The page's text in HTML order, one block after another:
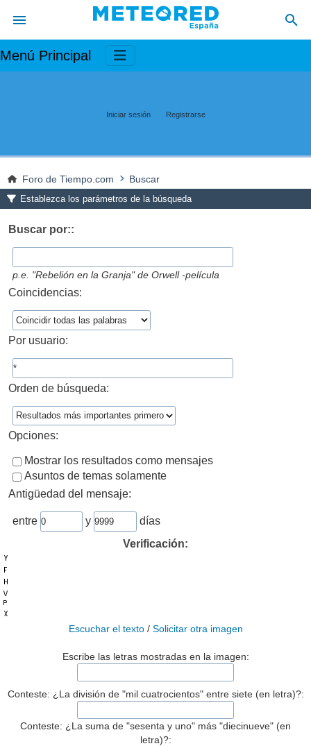
Menú Principal
Iniciar sesión Registrarse
Foro de Tiempo.com Buscar
Establezca los parámetros de la búsqueda
Buscar por::
p.e. "Rebelión en la Granja" de Orwell -película
Coincidencias:
Por usuario:
Orden de búsqueda:
Opciones:
Mostrar los resultados como mensajes
Asuntos de temas solamente
Antigüedad del mensaje:
entre y
días
Verificación:
Escuchar el texto/ Solicitar otra imagen
Escribe las letras mostradas en la imagen:
Conteste: ¿La división de "mil cuatrocientos" entre siete (en letra)?:
Conteste: ¿La suma de "sesenta y uno" más "diecinueve" (en
letra)?: